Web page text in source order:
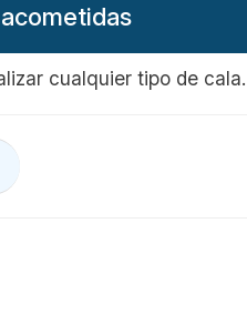
cualquier tipo de cala.